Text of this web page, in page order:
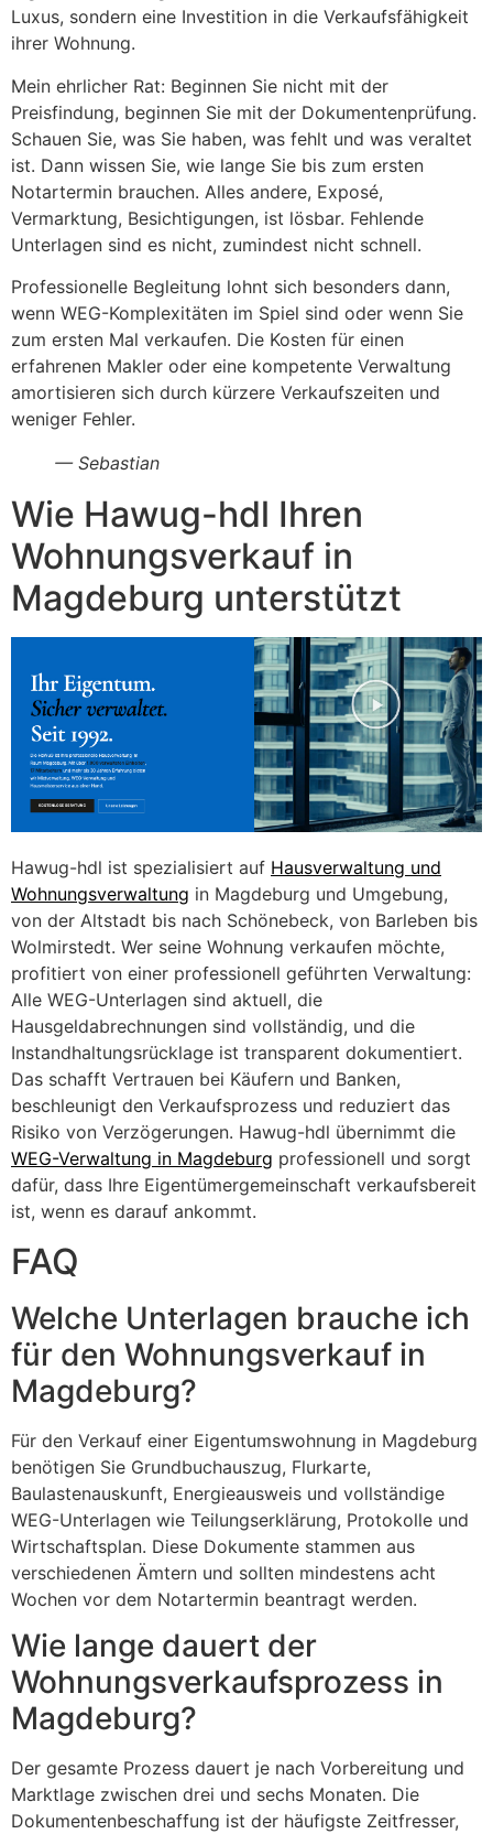
Luxus, sondern eine Investition in die Verkaufsfähigkeit
ihrer Wohnung.
Mein ehrlicher Rat: Beginnen Sie nicht mit der
Preisfindung, beginnen Sie mit der Dokumentenprüfung.
Schauen Sie, was Sie haben, was fehlt und was veraltet
ist. Dann wissen Sie, wie lange Sie bis zum ersten
Notartermin brauchen. Alles andere, Exposé,
Vermarktung, Besichtigungen, ist lösbar. Fehlende
Unterlagen sind es nicht, zumindest nicht schnell.
Professionelle Begleitung lohnt sich besonders dann,
wenn WEG-Komplexitäten im Spiel sind oder wenn Sie
zum ersten Mal verkaufen. Die Kosten für einen
erfahrenen Makler oder eine kompetente Verwaltung
amortisieren sich durch kürzere Verkaufszeiten und
weniger Fehler.
— Sebastian
Wie Hawug-hdl Ihren
Wohnungsverkauf in
Magdeburg unterstützt
Hawug-hdl ist spezialisiert auf Hausverwaltung und
Wohnungsverwaltung in Magdeburg und Umgebung,
von der Altstadt bis nach Schönebeck, von Barleben bis
Wolmirstedt. Wer seine Wohnung verkaufen möchte,
profitiert von einer professionell geführten Verwaltung:
Alle WEG-Unterlagen sind aktuell, die
Hausgeldabrechnungen sind vollständig, und die
Instandhaltungsrücklage ist transparent dokumentiert.
Das schafft Vertrauen bei Käufern und Banken,
beschleunigt den Verkaufsprozess und reduziert das
Risiko von Verzögerungen. Hawug-hdl übernimmt die
WEG-Verwaltung in Magdeburg professionell und sorgt
dafür, dass Ihre Eigentümergemeinschaft verkaufsbereit
ist, wenn es darauf ankommt.
FAQ
Welche Unterlagen brauche ich
für den Wohnungsverkauf in
Magdeburg?
Für den Verkauf einer Eigentumswohnung in Magdeburg
benötigen Sie Grundbuchauszug, Flurkarte,
Baulastenauskunft, Energieausweis und vollständige
WEG-Unterlagen wie Teilungserklärung, Protokolle und
Wirtschaftsplan. Diese Dokumente stammen aus
verschiedenen Ämtern und sollten mindestens acht
Wochen vor dem Notartermin beantragt werden.
Wie lange dauert der
Wohnungsverkaufsprozess in
Magdeburg?
Der gesamte Prozess dauert je nach Vorbereitung und
Marktlage zwischen drei und sechs Monaten. Die
Dokumentenbeschaffung ist der häufigste Zeitfresser,